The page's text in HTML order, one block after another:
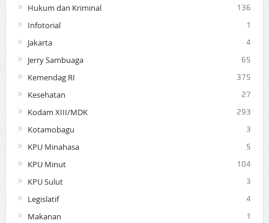
Hukum dan Kriminal 136
Infotorial 1
Jakarta 4
Jerry Sambuaga 65
Kemendag RI 375
Kesehatan 27
Kodam XIII/MDK 293
Kotamobagu 3
KPU Minahasa 5
KPU Minut 104
KPU Sulut 3
Legislatif 4
Makanan 1